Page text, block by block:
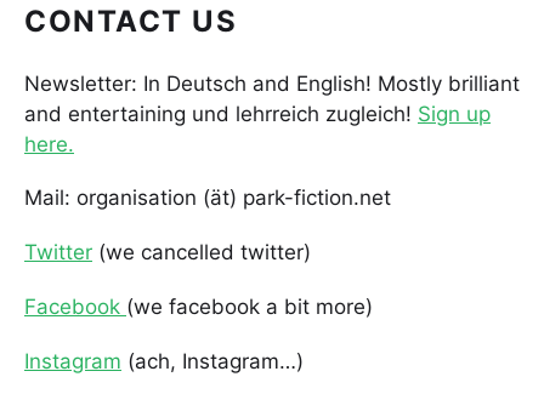
CONTACT US
Newsletter: In Deutsch and English! Mostly brilliant
and entertaining und lehrreich zugleich! Sign up
here.
Mail: organisation (ät) park-fiction.net
Twitter (we cancelled twitter)
Facebook (we facebook a bit more)
Instagram (ach, Instagram…)